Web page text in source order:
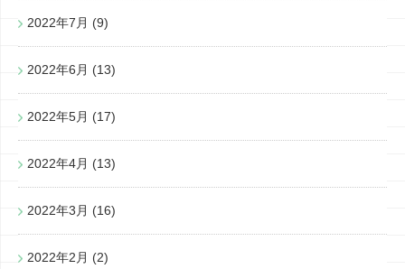
2022年7月 (9)
2022年6月 (13)
2022年5月 (17)
2022年4月 (13)
2022年3月 (16)
2022年2月 (2)